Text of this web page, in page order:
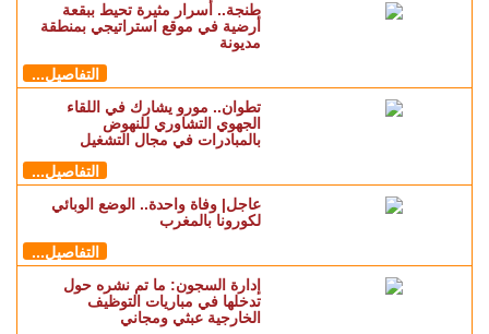
طنجة.. أسرار مثيرة تحيط ببقعة
أرضية في موقع استراتيجي بمنطقة
مديونة
التفاصيل...
تطوان.. مورو يشارك في اللقاء
الجهوي التشاوري للنهوض
بالمبادرات في مجال التشغيل
التفاصيل...
عاجل| وفاة واحدة.. الوضع الوبائي
لكورونا بالمغرب
التفاصيل...
إدارة السجون: ما تم نشره حول
تدخلها في مباريات التوظيف
الخارجية عبثي ومجاني